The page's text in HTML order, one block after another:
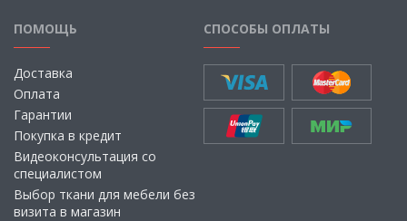
ПОМОЩЬ
Доставка
Оплата
Гарантии
Покупка в кредит
Видеоконсультация со
специалистом
Выбор ткани для мебели без
визита в магазин
СПОСОБЫ ОПЛАТЫ